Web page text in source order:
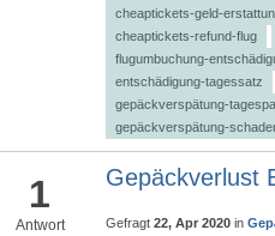
cheaptickets-geld-
cheaptickets-refund-flug
flugumbuchung-
entschädigung-tagessatz
gepäckverspätung-
gepäckverspätung-
1
Antwort
Gepäckverlust
Gefragt 22, Apr 2020 in